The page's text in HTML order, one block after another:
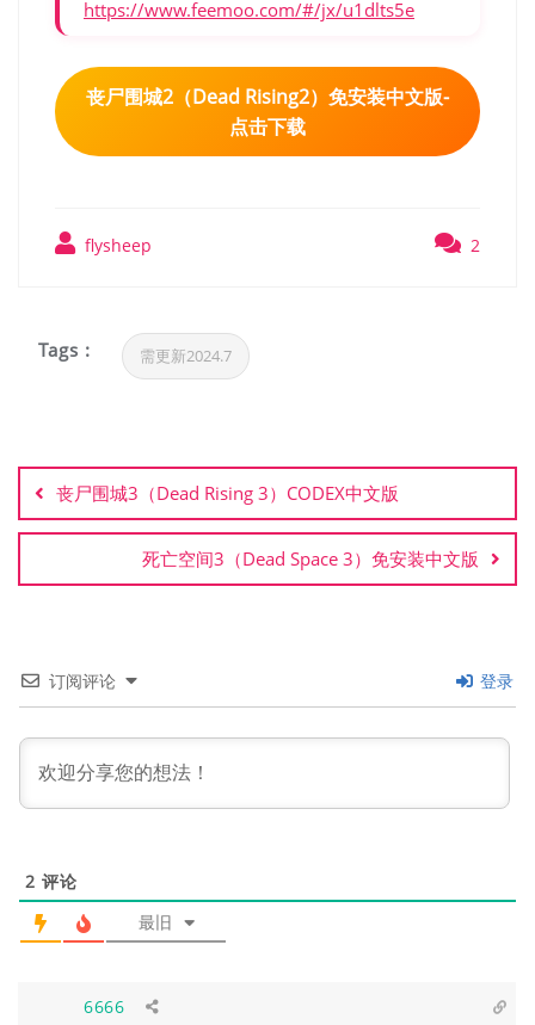
https://www.feemoo.com/#/jx/u1dlts5e
丧尸围城2（Dead Rising2）免安装中文版-
点击下载
flysheep 2
Tags : 需更新2024.7
章
导
航
丧尸围城3（Dead Rising 3）CODEX中文版
死亡空间3（Dead Space 3）免安装中文版
订阅评论 登录
2 评论
最旧
6666